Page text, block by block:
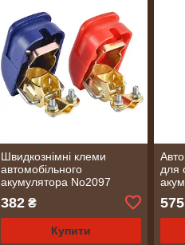
Швидкознімні клеми
автомобільного
акумулятора No2097
382₴
Купити
для
575